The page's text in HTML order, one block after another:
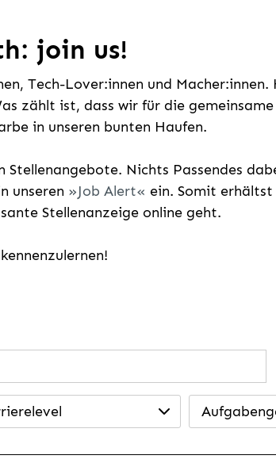
join us!
Tech-Lover:innen und
zählt ist, dass wir für die gemeinsame
in unseren bunten Haufen.
Nichts Passendes
unseren Job Alert
ein. Somit
Stellenanzeige online geht.